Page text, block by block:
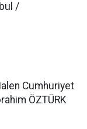
/
Cumhuriyet
ÖZTÜRK